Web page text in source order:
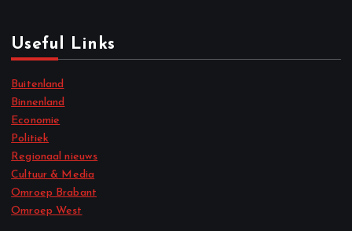
Useful Links
Buitenland
Binnenland
Economie
Politiek
Regionaal nieuws
Cultuur & Media
Omroep Brabant
Omroep West